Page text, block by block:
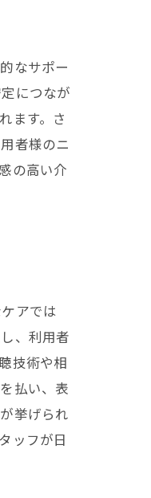
なサポー
につなが
ます。さ
者様のニ
の高い介
アでは
、利用者
技術や相
払い、表
挙げられ
ッフが日